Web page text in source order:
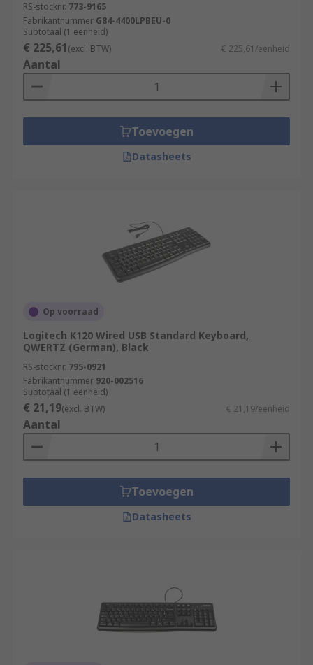
RS-stocknr. 773-9165
Fabrikantnummer G84-4400LPBEU-0
Subtotaal (1 eenheid)
€ 225,61(excl. BTW) € 225,61/eenheid
Aantal
Toevoegen
Datasheets
Op voorraad
Logitech K120 Wired USB Standard Keyboard,
QWERTZ (German), Black
RS-stocknr. 795-0921
Fabrikantnummer 920-002516
Subtotaal (1 eenheid)
€ 21,19(excl. BTW) € 21,19/eenheid
Aantal
Toevoegen
Datasheets